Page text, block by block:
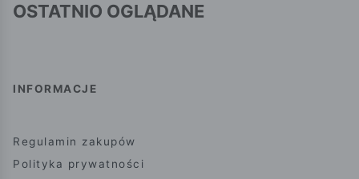
OSTATNIO OGLĄDANE
INFORMACJE
Regulamin zakupów
Polityka prywatności